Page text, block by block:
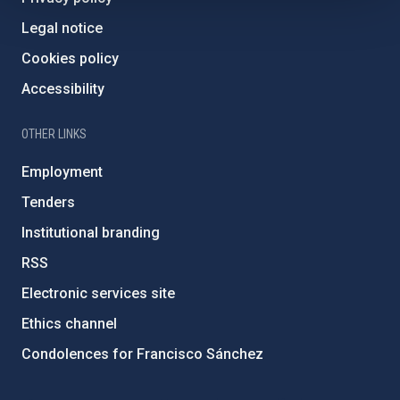
Legal notice
Cookies policy
Accessibility
OTHER LINKS
Employment
Tenders
Institutional branding
RSS
Electronic services site
Ethics channel
Condolences for Francisco Sánchez